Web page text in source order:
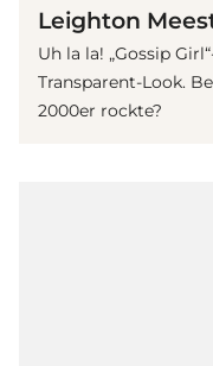
Leighton
Uh la la! „Gossip
Transparent-Look.
2000er rockte?